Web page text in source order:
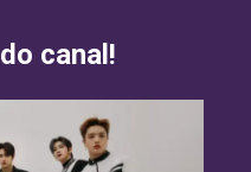
canal!